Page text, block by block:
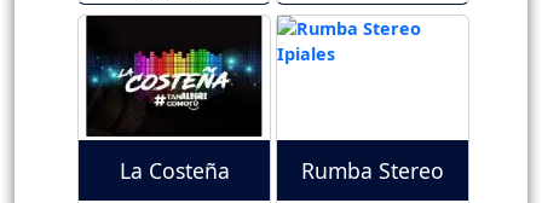
La Costeña Rumba Stereo